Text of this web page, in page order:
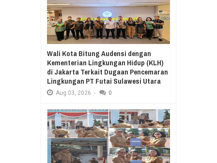
Wali Kota Bitung Audensi dengan
Kementerian Lingkungan Hidup (KLH)
di Jakarta Terkait Dugaan Pencemaran
Lingkungan PT Futai Sulawesi Utara
Aug 03, 2026 - 0